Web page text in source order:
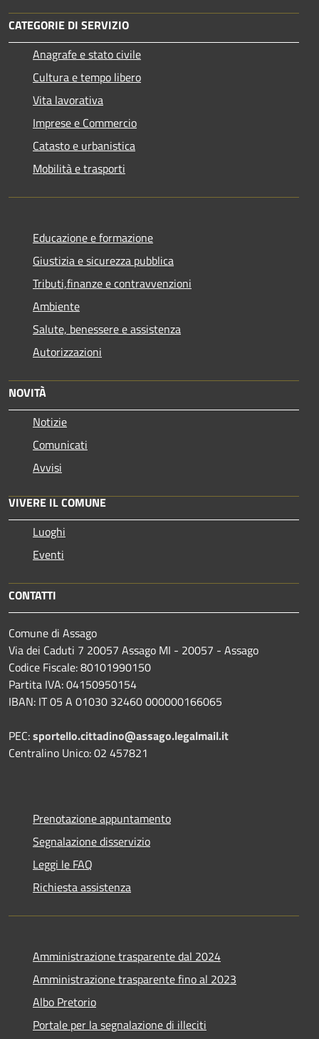
CATEGORIE DI SERVIZIO
Anagrafe e stato civile
Cultura e tempo libero
Vita lavorativa
Imprese e Commercio
Catasto e urbanistica
Mobilità e trasporti
Educazione e formazione
Giustizia e sicurezza pubblica
Tributi,finanze e contravvenzioni
Ambiente
Salute, benessere e assistenza
Autorizzazioni
NOVITÀ
Notizie
Comunicati
Avvisi
VIVERE IL COMUNE
Luoghi
Eventi
CONTATTI
Comune di Assago
Via dei Caduti 7 20057 Assago MI - 20057 - Assago
Codice Fiscale: 80101990150
Partita IVA: 04150950154
IBAN: IT 05 A 01030 32460 000000166065
PEC:sportello.cittadino@assago.legalmail.it
Centralino Unico: 02 457821
Prenotazione appuntamento
Segnalazione disservizio
Leggi le FAQ
Richiesta assistenza
Amministrazione trasparente dal 2024
Amministrazione trasparente fino al 2023
Albo Pretorio
Portale per la segnalazione di illeciti